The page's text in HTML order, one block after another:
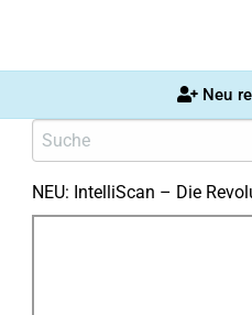
Neu
NEU: IntelliScan – Die